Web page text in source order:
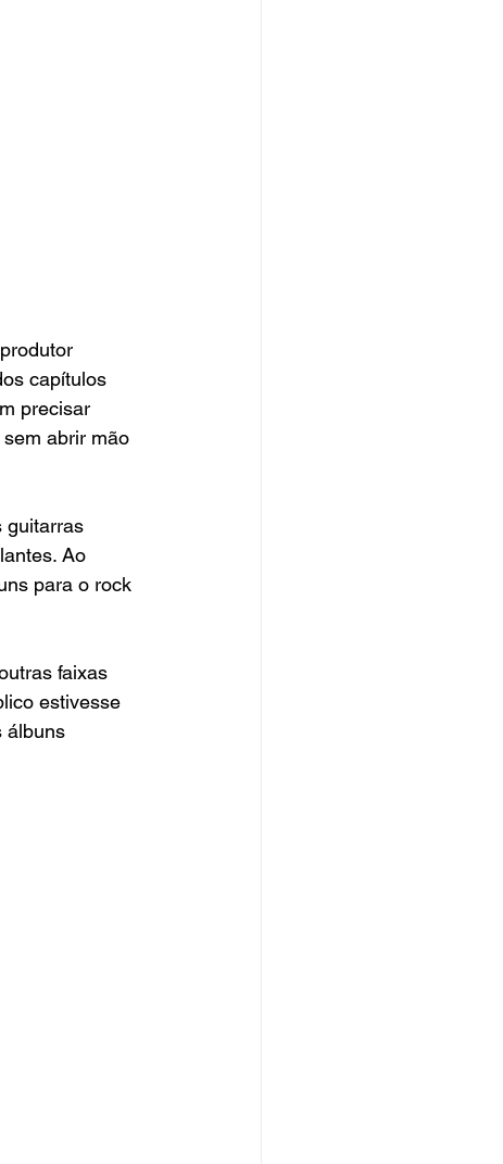
capítulos
precisar
abrir mão
guitarras
Ao
para o rock
faixas
estivesse
álbuns